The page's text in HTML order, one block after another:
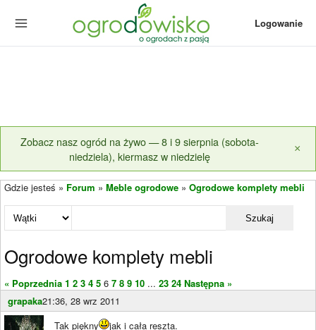
Logowanie
Zobacz nasz ogród na żywo — 8 i 9 sierpnia (sobota-
niedziela), kiermasz w niedzielę
×
Gdzie jesteś » Forum » Meble ogrodowe » Ogrodowe komplety mebli
Szukaj
Ogrodowe komplety mebli
« Poprzednia 1 2 3 4 5 6 7 8 9 10 ... 23 24 Następna »
grapaka21:36, 28 wrz 2011
Tak piękny jak i cała reszta.